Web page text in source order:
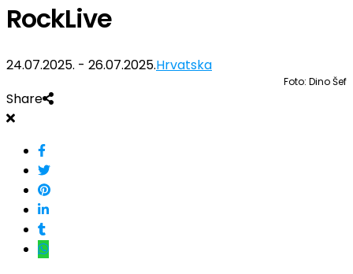
RockLive
24.07.2025. - 26.07.2025.Hrvatska
Foto: Dino Šef
Share